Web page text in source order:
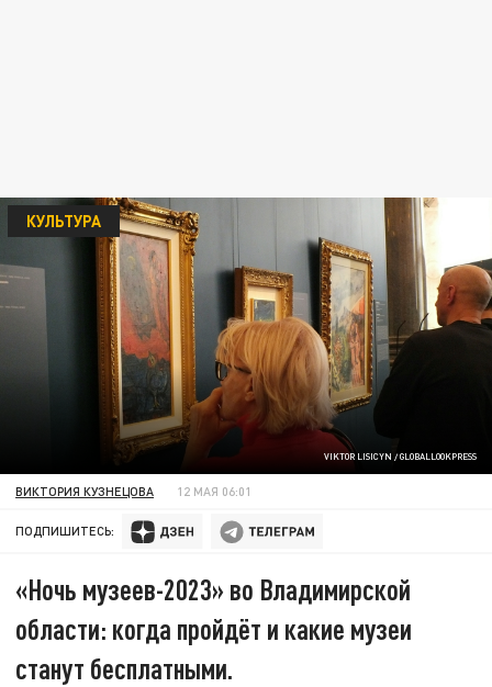
VIKTOR LISICYN / GLOBALLOOKPRESS
КУЛЬТУРА
ВИКТОРИЯ КУЗНЕЦОВА 12 МАЯ 06:01
ПОДПИШИТЕСЬ:
«Ночь музеев-2023» во Владимирской
области: когда пройдёт и какие музеи
станут бесплатными.